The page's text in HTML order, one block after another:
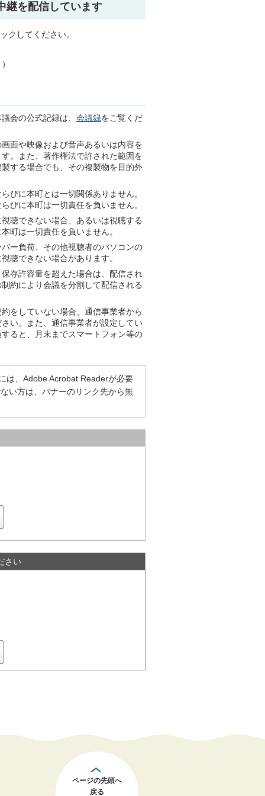
継を配信しています
クしてください。
会の公式記録は、 会議録をご覧くだ
面や映像および音声あるいは内容を
。また、著作権法で許された範囲を
する場合でも、その複製物を目的外
びに本町とは一切関係ありません。
びに本町は一切責任を負いません。
聴できない場合、あるいは視聴する
町は一切責任を負いません。
ー負荷、その他視聴者のパソコンの
聴できない場合があります。
存許容量を超えた場合は、配信され
約により会議を分割して配信される
をしていない場合、通信事業者から
い。また、通信事業者が設定してい
ると、月末までスマートフォン等の
は、Adobe Acrobat Readerが必要
い方は、バナーのリンク先から無
さい
ページの先頭へ
戻る